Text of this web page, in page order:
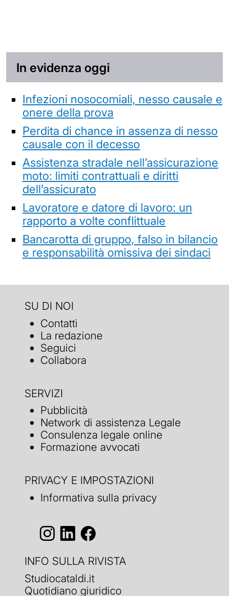
In evidenza oggi
Infezioni nosocomiali, nesso causale e
onere della prova
Perdita di chance in assenza di nesso
causale con il decesso
Assistenza stradale nell’assicurazione
moto: limiti contrattuali e diritti
dell’assicurato
Lavoratore e datore di lavoro: un
rapporto a volte conflittuale
Bancarotta di gruppo, falso in bilancio
e responsabilità omissiva dei sindaci
SU DI NOI
Contatti
La redazione
Seguici
Collabora
SERVIZI
Pubblicità
Network di assistenza Legale
Consulenza legale online
Formazione avvocati
PRIVACY E IMPOSTAZIONI
Informativa sulla privacy
INFO SULLA RIVISTA
Studiocataldi.it
Quotidiano giuridico